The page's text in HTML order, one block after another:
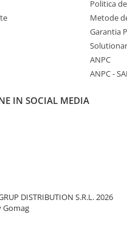
Politica
Metode
Garantia
ANPC
ANPC -
IN SOCIAL MEDIA
DISTRIBUTION S.R.L. 2026
Gomag